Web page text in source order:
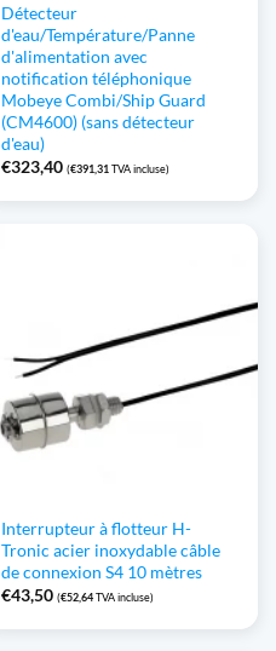
Détecteur
d'eau/Température/Panne
d'alimentation avec
notification téléphonique
Mobeye Combi/Ship Guard
(CM4600) (sans détecteur
d'eau)
€323,40 (€391,31TVA incluse)
Interrupteur à flotteur H-
Tronic acier inoxydable câble
de connexion S4 10 mètres
€43,50 (€52,64TVA incluse)